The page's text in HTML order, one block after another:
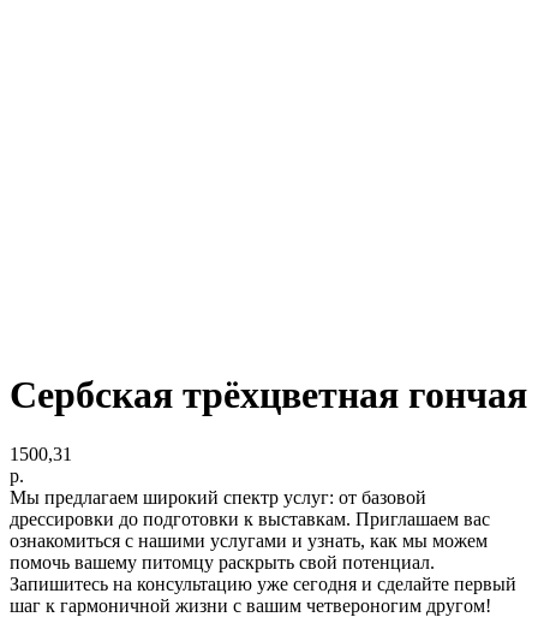
Сербская трёхцветная гончая
1500,31
р.
Мы предлагаем широкий спектр услуг: от базовой
дрессировки до подготовки к выставкам. Приглашаем вас
ознакомиться с нашими услугами и узнать, как мы можем
помочь вашему питомцу раскрыть свой потенциал.
Запишитесь на консультацию уже сегодня и сделайте первый
шаг к гармоничной жизни с вашим четвероногим другом!